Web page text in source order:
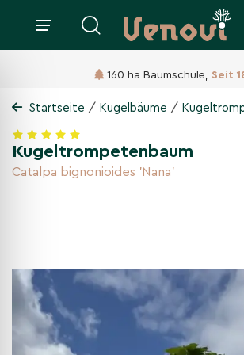
160 ha Baumschule, Seit
Startseite / Kugelbäume /
Kugeltrompetenbaum
Catalpa bignonioides 'Nana'